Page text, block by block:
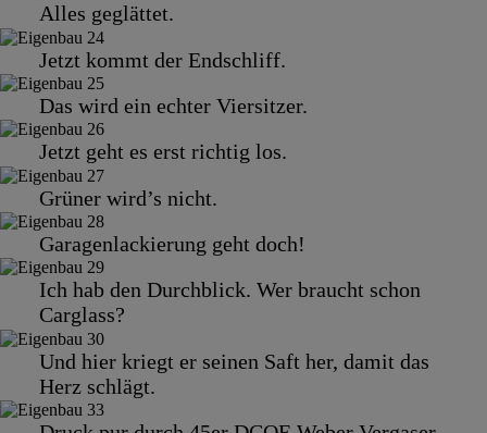
Alles geglättet.
Jetzt kommt der Endschliff.
Das wird ein echter Viersitzer.
Jetzt geht es erst richtig los.
Grüner wird’s nicht.
Garagenlackierung geht doch!
Ich hab den Durchblick. Wer braucht schon
Carglass?
Und hier kriegt er seinen Saft her, damit das
Herz schlägt.